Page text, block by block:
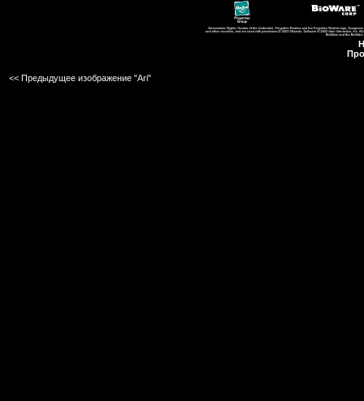
<< Предыдущее изображение "Ari"